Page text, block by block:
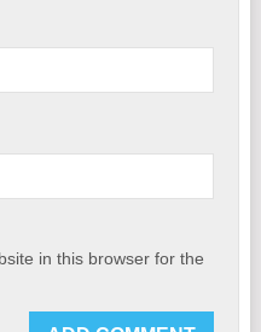
in this browser for the